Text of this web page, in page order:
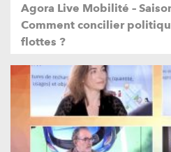
Agora Live Mobilité –
Comment concilier
flottes ?